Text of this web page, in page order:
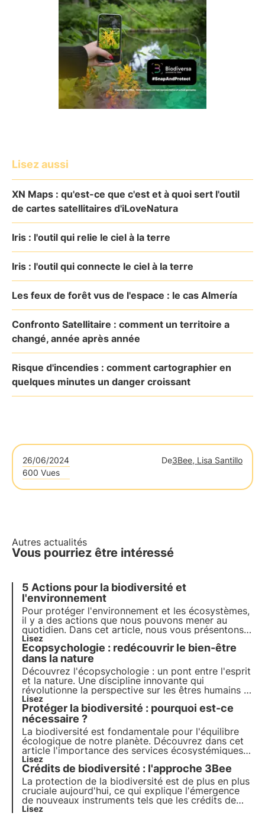
Lisez aussi
XN Maps : qu'est-ce que c'est et à quoi sert l'outil
de cartes satellitaires d'iLoveNatura
Iris : l'outil qui relie le ciel à la terre
Iris : l'outil qui connecte le ciel à la terre
Les feux de forêt vus de l'espace : le cas Almería
Confronto Satellitaire : comment un territoire a
changé, année après année
Risque d'incendies : comment cartographier en
quelques minutes un danger croissant
26/06/2024 De3Bee, Lisa Santillo
600 Vues
Autres actualités
Vous pourriez être intéressé
5 Actions pour la biodiversité et
l'environnement
Pour protéger l'environnement et les écosystèmes,
il y a des actions que nous pouvons mener au
quotidien. Dans cet article, nous vous présentons 5
actions pour préserver la biodiversité. Découvrez
comment vous pouvez y contribuer chaque jour !
Lisez
Ecopsychologie : redécouvrir le bien-être
dans la nature
Découvrez l'écopsychologie : un pont entre l'esprit
et la nature. Une discipline innovante qui
révolutionne la perspective sur les êtres humains et
l'environnement, influençant l'éducation, le travail
et le bien-être physique et émotionnel. Découvrez
son histoire et ses applications dans cet article.
Lisez
Protéger la biodiversité : pourquoi est-ce
nécessaire ?
La biodiversité est fondamentale pour l'équilibre
écologique de notre planète. Découvrez dans cet
article l'importance des services écosystémiques
qu'elle fournit, le coût de sa perte et les stratégies
essentielles à sa conservation.
Lisez
Crédits de biodiversité : l'approche 3Bee
La protection de la biodiversité est de plus en plus
cruciale aujourd'hui, ce qui explique l'émergence
de nouveaux instruments tels que les crédits de
biodiversité. De quoi s'agit-il ? Comment
Lisez